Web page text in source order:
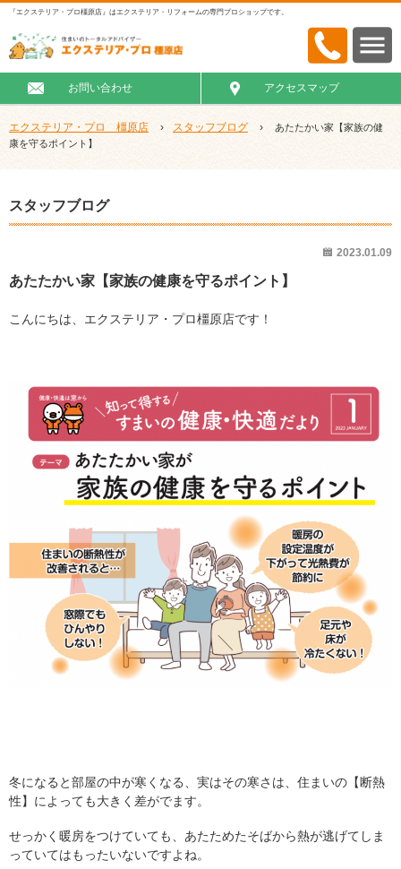
『エクステリア・プロ橿原店』はエクステリア・リフォームの専門プロショップです。
お問い合わせ アクセスマップ
エクステリア・プロ 橿原店 › スタッフブログ ›
あたたかい家【家族の健
康を守るポイント】
スタッフブログ
2023.01.09
あたたかい家【家族の健康を守るポイント】
こんにちは、エクステリア・プロ橿原店です！
冬になると部屋の中が寒くなる、実はその寒さは、住まいの【断熱
性】によっても大きく差がでます。
せっかく暖房をつけていても、あたためたそばから熱が逃げてしま
っていてはもったいないですよね。